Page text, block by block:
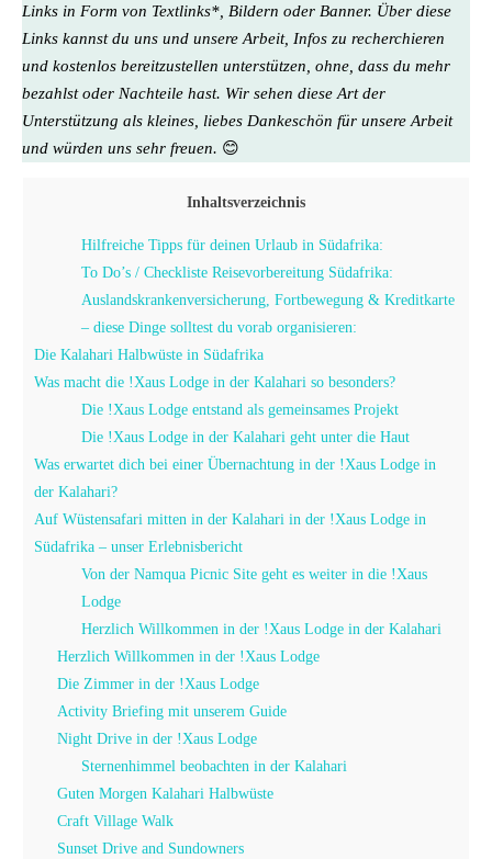
Links in Form von Textlinks*, Bildern oder Banner. Über diese
Links kannst du uns und unsere Arbeit, Infos zu recherchieren
und kostenlos bereitzustellen unterstützen, ohne, dass du mehr
bezahlst oder Nachteile hast. Wir sehen diese Art der
Unterstützung als kleines, liebes Dankeschön für unsere Arbeit
und würden uns sehr freuen. 😊
Inhaltsverzeichnis
Hilfreiche Tipps für deinen Urlaub in Südafrika:
To Do’s / Checkliste Reisevorbereitung Südafrika:
Auslandskrankenversicherung, Fortbewegung & Kreditkarte
– diese Dinge solltest du vorab organisieren:
Die Kalahari Halbwüste in Südafrika
Was macht die !Xaus Lodge in der Kalahari so besonders?
Die !Xaus Lodge entstand als gemeinsames Projekt
Die !Xaus Lodge in der Kalahari geht unter die Haut
Was erwartet dich bei einer Übernachtung in der !Xaus Lodge in
der Kalahari?
Auf Wüstensafari mitten in der Kalahari in der !Xaus Lodge in
Südafrika – unser Erlebnisbericht
Von der Namqua Picnic Site geht es weiter in die !Xaus
Lodge
Herzlich Willkommen in der !Xaus Lodge in der Kalahari
Herzlich Willkommen in der !Xaus Lodge
Die Zimmer in der !Xaus Lodge
Activity Briefing mit unserem Guide
Night Drive in der !Xaus Lodge
Sternenhimmel beobachten in der Kalahari
Guten Morgen Kalahari Halbwüste
Craft Village Walk
Sunset Drive and Sundowners